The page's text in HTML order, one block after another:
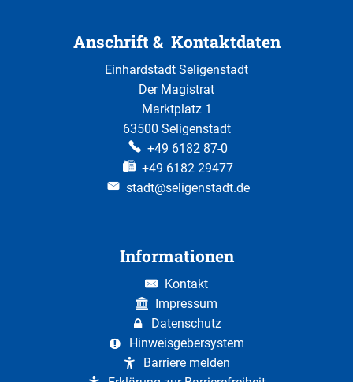
Anschrift & Kontaktdaten
Einhardstadt Seligenstadt
Der Magistrat
Marktplatz 1
63500 Seligenstadt
+49 6182 87-0
+49 6182 29477
stadt@seligenstadt.de
Informationen
Kontakt
Impressum
Datenschutz
Hinweisgebersystem
Barriere melden